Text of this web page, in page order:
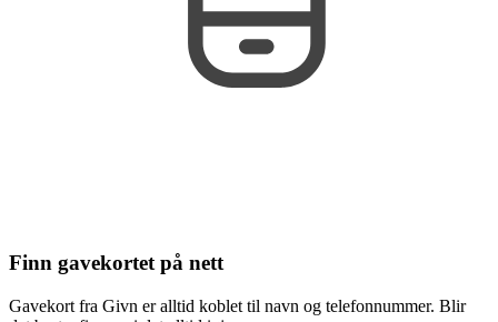
Finn gavekortet på nett
Gavekort fra Givn er alltid koblet til navn og telefonnummer. Blir